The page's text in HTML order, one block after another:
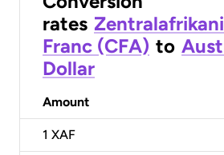
rates
Franc (CFA) to
Dollar
Amount
1 XAF